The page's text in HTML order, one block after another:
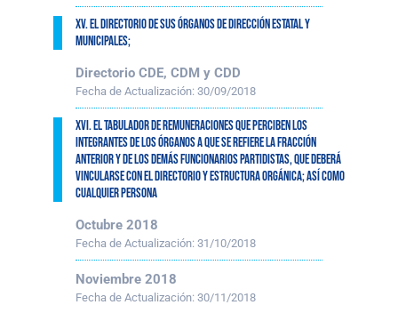
XV. El directorio de sus órganos de dirección estatal y
municipales;
Directorio CDE, CDM y CDD
Fecha de Actualización: 30/09/2018
XVI. El tabulador de remuneraciones que perciben los
integrantes de los órganos a que se refiere la fracción
anterior y de los demás funcionarios partidistas, que deberá
vincularse con el directorio y estructura orgánica; así como
cualquier persona
Octubre 2018
Fecha de Actualización: 31/10/2018
Noviembre 2018
Fecha de Actualización: 30/11/2018